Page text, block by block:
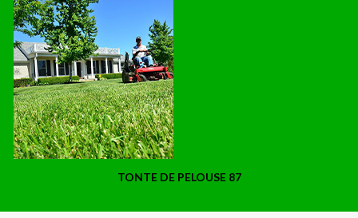
TONTE DE PELOUSE 87